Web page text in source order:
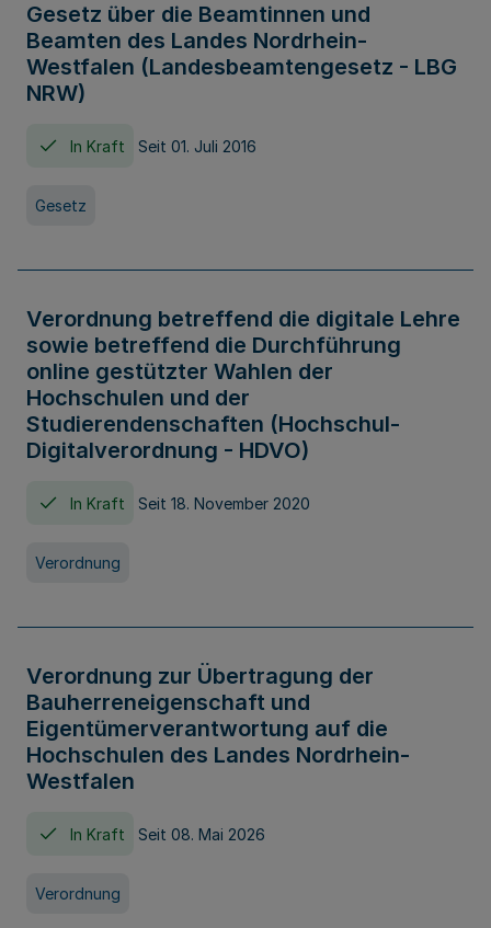
Gesetz über die Beamtinnen und
Beamten des Landes Nordrhein-
Westfalen (Landesbeamtengesetz - LBG
NRW)
In Kraft Seit 01. Juli 2016
Gesetz
Verordnung betreffend die digitale Lehre
sowie betreffend die Durchführung
online gestützter Wahlen der
Hochschulen und der
Studierendenschaften (Hochschul-
Digitalverordnung - HDVO)
In Kraft Seit 18. November 2020
Verordnung
Verordnung zur Übertragung der
Bauherreneigenschaft und
Eigentümerverantwortung auf die
Hochschulen des Landes Nordrhein-
Westfalen
In Kraft Seit 08. Mai 2026
Verordnung